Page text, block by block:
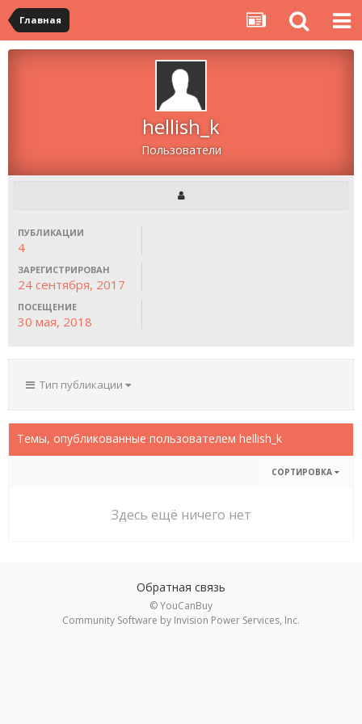
Главная
hellish_k
Пользователи
ПУБЛИКАЦИИ
4
ЗАРЕГИСТРИРОВАН
24 сентября, 2017
ПОСЕЩЕНИЕ
30 мая, 2018
Тип публикации
Темы, опубликованные пользователем hellish_k
СОРТИРОВКА
Здесь ещё ничего нет
Обратная связь
© YouCanBuy
Community Software by Invision Power Services, Inc.